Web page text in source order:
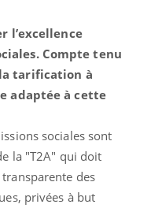
l’excellence
Compte tenu
tarification à
adaptée à cette
sociales sont
la "T2A" qui doit
des
privées à but